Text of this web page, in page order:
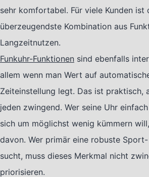
sehr komfortabel. Für viele Kunden ist
überzeugendste Kombination aus
Langzeitnutzen.
Funkuhr-Funktionen sind ebenfalls
allem wenn man Wert auf
Zeiteinstellung legt. Das ist praktisch,
jeden zwingend. Wer seine Uhr
sich um möglichst wenig kümmern
davon. Wer primär eine robuste
sucht, muss dieses Merkmal nicht
priorisieren.